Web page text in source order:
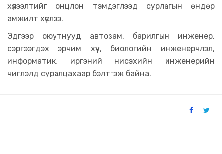
хүлээлтийг онцлон тэмдэглээд сурлагын өндөр
амжилт хүслээ.
Эдгээр оюутнууд автозам, барилгын инженер,
сэргээгдэх эрчим хүч, биологийн инженерчлэл,
информатик, иргэний нисэхийн инженерийн
чиглэлд суралцахаар бэлтгэж байна.